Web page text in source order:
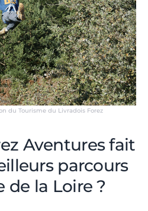
du Tourisme du Livradois Forez
Aventures fait
parcours
de la Loire ?